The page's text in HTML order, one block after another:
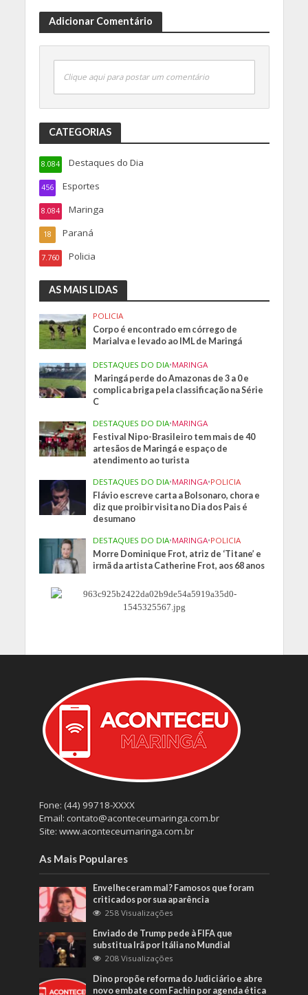
Adicionar Comentário
Clique aqui para postar um comentário
CATEGORIAS
Destaques do Dia
8.084
Esportes
456
Maringa
8.084
Paraná
18
Policia
7.760
AS MAIS LIDAS
POLICIA
Corpo é encontrado em córrego de
Marialva e levado ao IML de Maringá
DESTAQUES DO DIA•MARINGA
Maringá perde do Amazonas de 3 a 0 e
complica briga pela classificação na Série
C
DESTAQUES DO DIA•MARINGA
Festival Nipo-Brasileiro tem mais de 40
artesãos de Maringá e espaço de
atendimento ao turista
DESTAQUES DO DIA•MARINGA•POLICIA
Flávio escreve carta a Bolsonaro, chora e
diz que proibir visita no Dia dos Pais é
desumano
DESTAQUES DO DIA•MARINGA•POLICIA
Morre Dominique Frot, atriz de ‘Titane’ e
irmã da artista Catherine Frot, aos 68 anos
Fone: (44) 99718-XXXX
Email: contato@aconteceumaringa.com.br
Site: www.aconteceumaringa.com.br
As Mais Populares
Envelheceram mal? Famosos que foram
criticados por sua aparência
258 Visualizações
Enviado de Trump pede à FIFA que
substitua Irã por Itália no Mundial
208 Visualizações
Dino propõe reforma do Judiciário e abre
novo embate com Fachin por agenda ética